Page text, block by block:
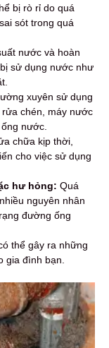
bị rò rỉ do quá
sót trong quá
nước và hoàn
sử dụng nước như
xuyên sử dụng
chén, máy nước
nước.
chữa kịp thời,
cho việc sử dụng
hư hỏng: Quá
nguyên nhân
đường ống
thể gây ra những
gia đình bạn.